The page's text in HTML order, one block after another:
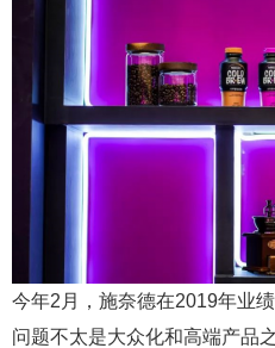
今年2月，施奈德在2019年业
问题不太是大众化和高端产品